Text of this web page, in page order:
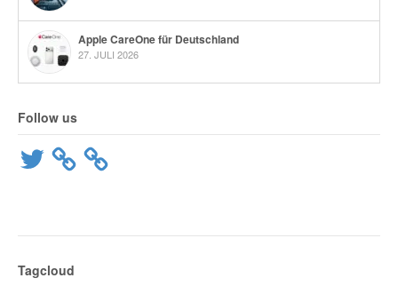
Apple CareOne für Deutschland
27. JULI 2026
Follow us
Twitter
Tagcloud